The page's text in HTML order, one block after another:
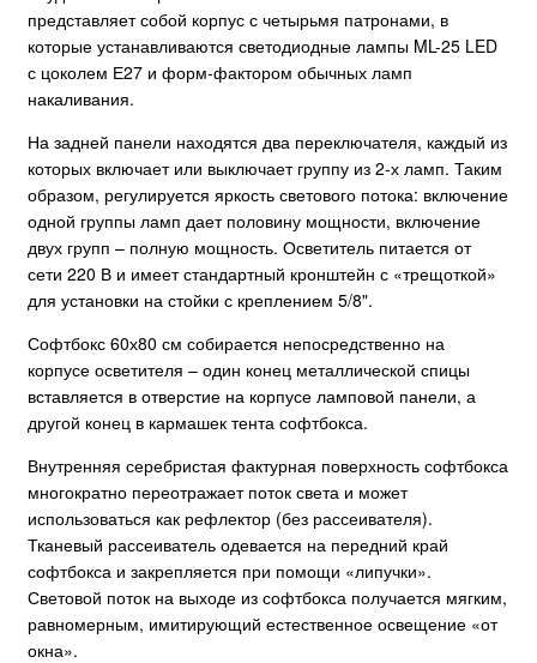
представляет собой корпус с четырьмя патронами, в
которые устанавливаются светодиодные лампы ML-25 LED
с цоколем Е27 и форм-фактором обычных ламп
накаливания.
На задней панели находятся два переключателя, каждый из
которых включает или выключает группу из 2-х ламп. Таким
образом, регулируется яркость светового потока: включение
одной группы ламп дает половину мощности, включение
двух групп – полную мощность. Осветитель питается от
сети 220 В и имеет стандартный кронштейн с «трещоткой»
для установки на стойки с креплением 5/8".
Софтбокс 60х80 см собирается непосредственно на
корпусе осветителя – один конец металлической спицы
вставляется в отверстие на корпусе ламповой панели, а
другой конец в кармашек тента софтбокса.
Внутренняя серебристая фактурная поверхность софтбокса
многократно переотражает поток света и может
использоваться как рефлектор (без рассеивателя).
Тканевый рассеиватель одевается на передний край
софтбокса и закрепляется при помощи «липучки».
Световой поток на выходе из софтбокса получается мягким,
равномерным, имитирующий естественное освещение «от
окна».